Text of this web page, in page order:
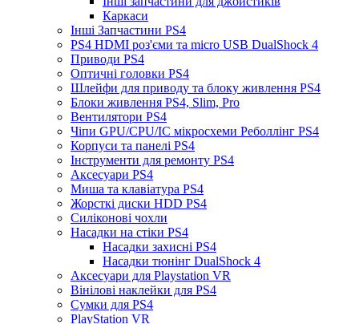
Каркаси
Інші Запчастини PS4
PS4 HDMI роз'єми та micro USB DualShock 4
Приводи PS4
Оптичні головки PS4
Шлейфи для приводу та блоку живлення PS4
Блоки живлення PS4, Slim, Pro
Вентилятори PS4
Чіпи GPU/CPU/IC мікросхеми Реболлінг PS4
Корпуси та панелі PS4
Інструменти для ремонту PS4
Аксесуари PS4
Миша та клавіатура PS4
Жорсткі диски HDD PS4
Силіконові чохли
Насадки на стіки PS4
Насадки захисні PS4
Насадки тюнінг DualShock 4
Аксесуари для Playstation VR
Вінілові наклейки для PS4
Сумки для PS4
PlayStation VR